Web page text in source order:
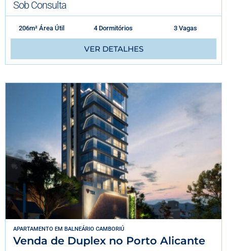
Sob Consulta
206m² Área Útil 4 Dormitórios 3 Vagas
VER DETALHES
APARTAMENTO EM BALNEÁRIO CAMBORIÚ
Venda de Duplex no Porto Alicante